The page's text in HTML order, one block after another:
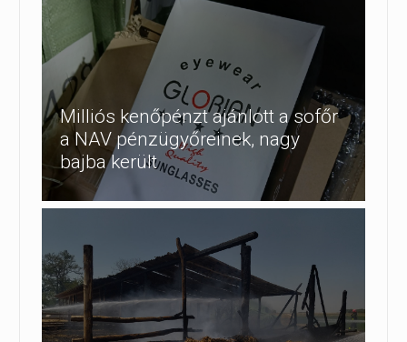
Milliós kenőpénzt ajánlott a sofőr
a NAV pénzügyőreinek, nagy
bajba került